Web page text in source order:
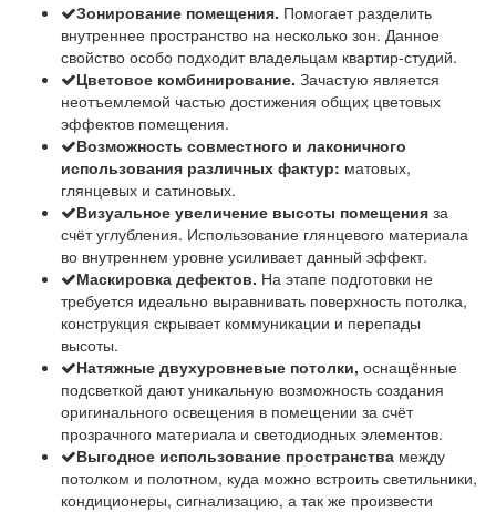
Зонирование помещения. Помогает разделить
внутреннее пространство на несколько зон. Данное
свойство особо подходит владельцам квартир-студий.
Цветовое комбинирование. Зачастую является
неотъемлемой частью достижения общих цветовых
эффектов помещения.
Возможность совместного и лаконичного
использования различных фактур: матовых,
глянцевых и сатиновых.
Визуальное увеличение высоты помещения за
счёт углубления. Использование глянцевого материала
во внутреннем уровне усиливает данный эффект.
Маскировка дефектов. На этапе подготовки не
требуется идеально выравнивать поверхность потолка,
конструкция скрывает коммуникации и перепады
высоты.
Натяжные двухуровневые потолки, оснащённые
подсветкой дают уникальную возможность создания
оригинального освещения в помещении за счёт
прозрачного материала и светодиодных элементов.
Выгодное использование пространства между
потолком и полотном, куда можно встроить светильники,
кондиционеры, сигнализацию, а так же произвести